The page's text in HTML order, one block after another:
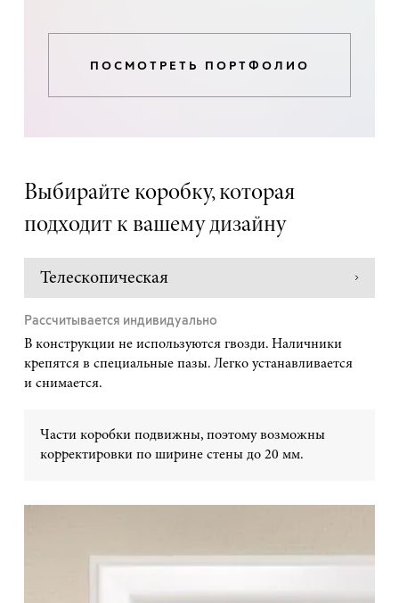
ПОСМОТРЕТЬ ПОРТФОЛИО
Выбирайте коробку, которая
подходит к вашему дизайну
Телескопическая
Рассчитывается индивидуально
В конструкции не используются гвозди. Наличники
крепятся в специальные пазы. Легко устанавливается
и снимается.
Части коробки подвижны, поэтому возможны
корректировки по ширине стены до 20 мм.